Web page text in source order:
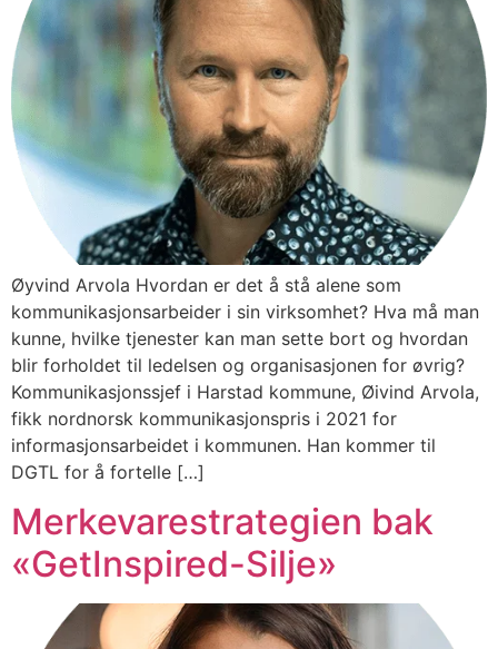
Øyvind Arvola Hvordan er det å stå alene som
kommunikasjonsarbeider i sin virksomhet? Hva må man
kunne, hvilke tjenester kan man sette bort og hvordan
blir forholdet til ledelsen og organisasjonen for øvrig?
Kommunikasjonssjef i Harstad kommune, Øivind Arvola,
fikk nordnorsk kommunikasjonspris i 2021 for
informasjonsarbeidet i kommunen. Han kommer til
DGTL for å fortelle […]
Merkevarestrategien bak
«GetInspired-Silje»